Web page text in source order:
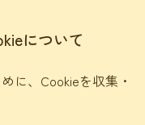
について
に、Cookieを収集・